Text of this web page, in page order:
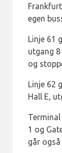
egen
Linje 61
utgang
og
Linje 62
Hall E,
1 og
går